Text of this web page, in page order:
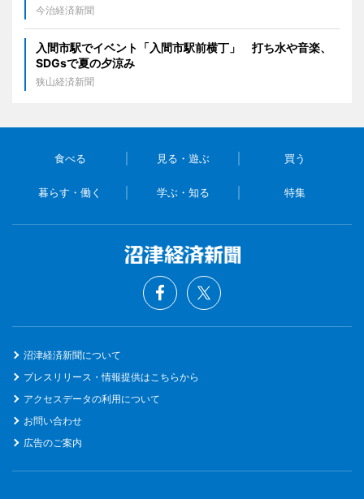
今治経済新聞
入間市駅でイベント「入間市駅前横丁」 打ち水や音楽、
SDGsで夏の夕涼み
狭山経済新聞
食べる 見る・遊ぶ 買う
暮らす・働く 学ぶ・知る 特集
沼津経済新聞について
プレスリリース・情報提供はこちらから
アクセスデータの利用について
お問い合わせ
広告のご案内